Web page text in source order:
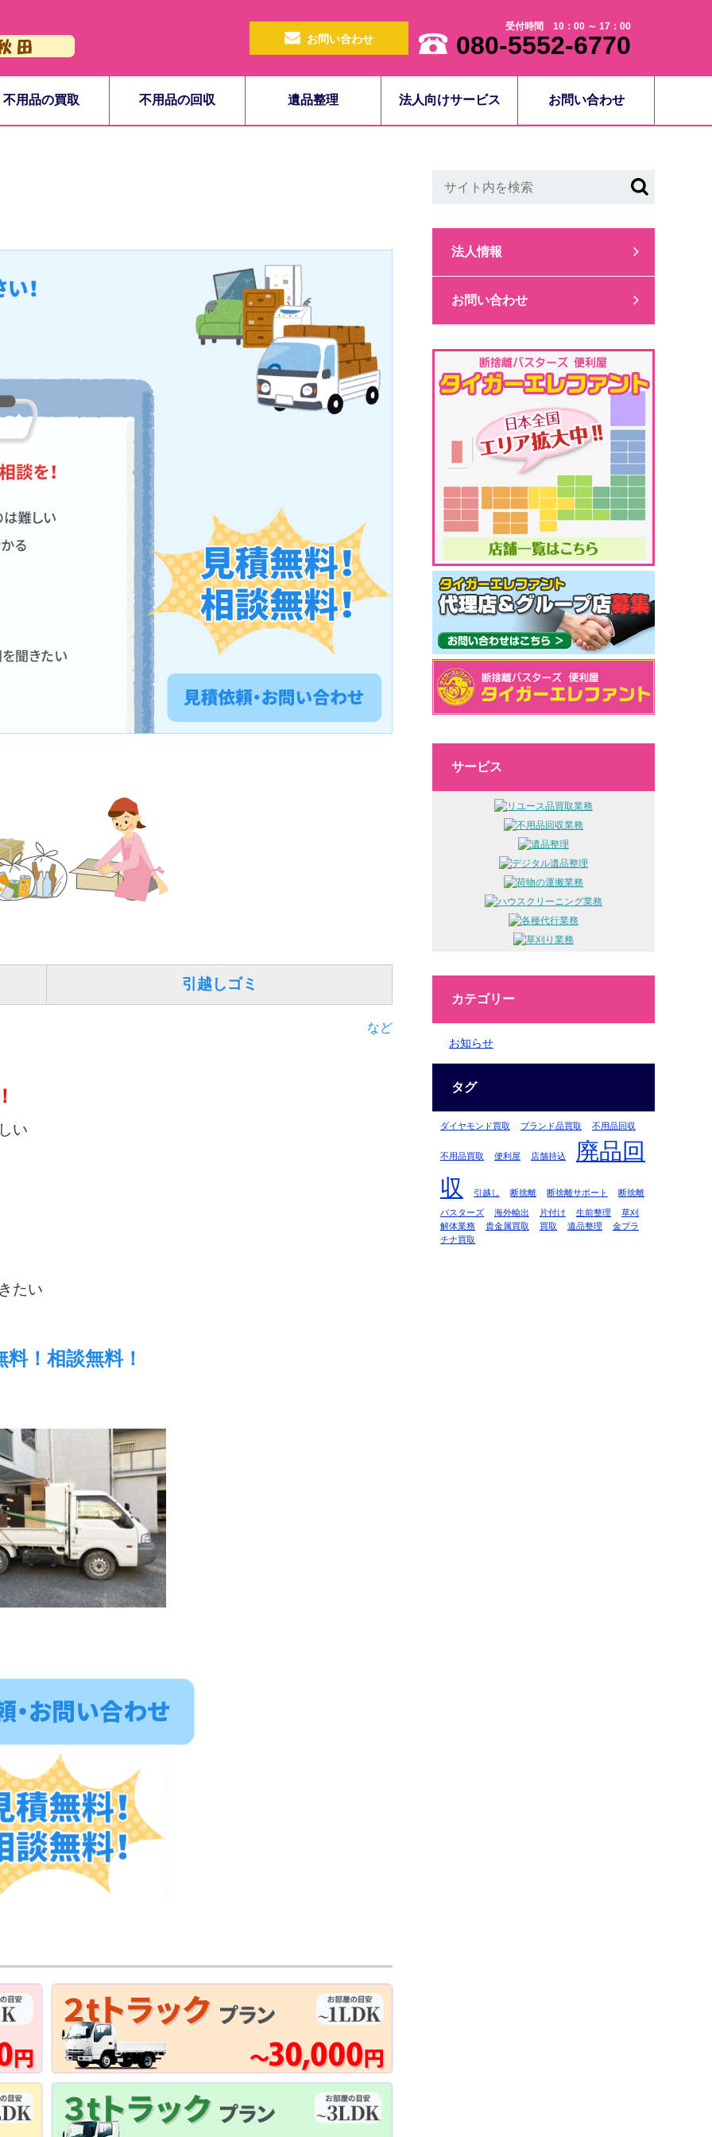
お問い合わせ
受付時間 10：00 ～ 17：00
080-5552-6770
不用品の買取 不用品の回収 遺品整理 法人向けサービス お問い合わせ
引越しゴミ
など
い
たい
料！相談無料！
法人情報
お問い合わせ
サービス
カテゴリー
お知らせ
タグ
ダイヤモンド買取 ブランド品買取 不用品回収
不用品買取 便利屋 店舗持込
廃品回
収
引越し 断捨離 断捨離サポート 断捨離
バスターズ 海外輸出 片付け 生前整理
草刈
解体業務
貴金属買取 買取 遺品整理
金プラ
チナ買取